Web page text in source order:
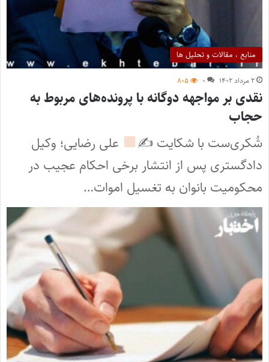
منابع ، مقالات و تحلیل ها
۲ مرداد ۱۴۰۲ ۰ ۸۰۵
نقدی بر مواجهه دوگانه با پرونده‌های مربوط به
حجاب
شُکری‏‌ست با شکایت ✍
علی رضایی؛ وکیل
دادگستری پس از انتشار برخی احکام عجیب در
محکومیت بانوان به تغسیل اموات…